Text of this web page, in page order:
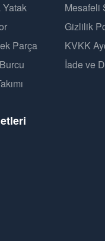
Parça
Mesafeli
Gizlilik
KVKK
İade ve